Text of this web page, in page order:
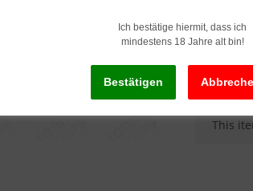
Delivery
x
This
Ich bestätige hiermit, dass ich
mindestens 18 Jahre alt bin!